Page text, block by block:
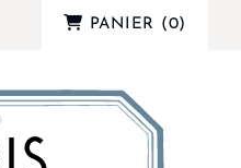
PANIER (0)